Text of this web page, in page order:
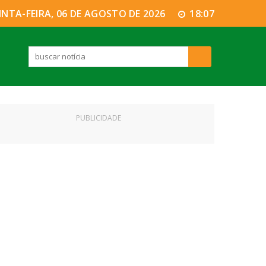
FEIRA, 06 DE AGOSTO DE 2026 18:07
PUBLICIDADE